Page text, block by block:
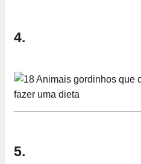
4.
5.